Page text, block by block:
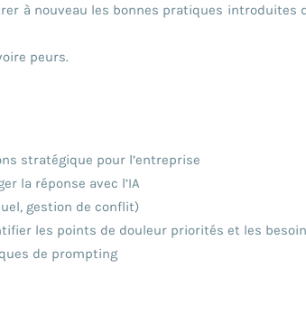
à nouveau les bonnes pratiques introduites
peurs.
stratégique pour l’entreprise
la réponse avec l’IA
gestion de conflit)
les points de douleur priorités et les
de prompting